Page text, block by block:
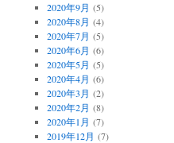
2020年9月 (5)
2020年8月 (4)
2020年7月 (5)
2020年6月 (6)
2020年5月 (5)
2020年4月 (6)
2020年3月 (2)
2020年2月 (8)
2020年1月 (7)
2019年12月 (7)